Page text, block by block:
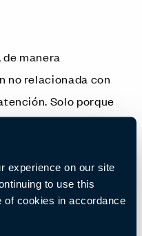
experience on our site
to use this
of cookies in accordance
manera
no relacionada con
Solo porque
el trabajo de
información
con la tarea se